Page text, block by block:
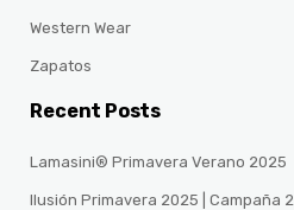
Western Wear
Zapatos
Recent Posts
Lamasini® Primavera Verano 2025
Ilusión Primavera 2025 | Campaña 2